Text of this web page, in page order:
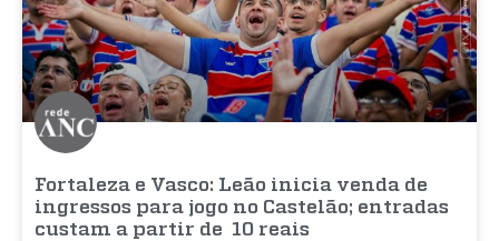
Fortaleza e Vasco: Leão inicia venda de
ingressos para jogo no Castelão; entradas
custam a partir de 10 reais